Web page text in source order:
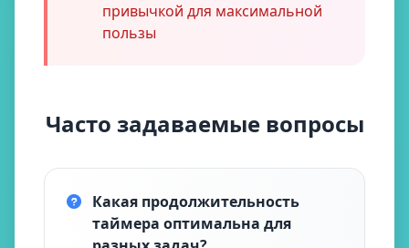
привычкой для максимальной
пользы
Часто задаваемые вопросы
Какая продолжительность
таймера оптимальна для